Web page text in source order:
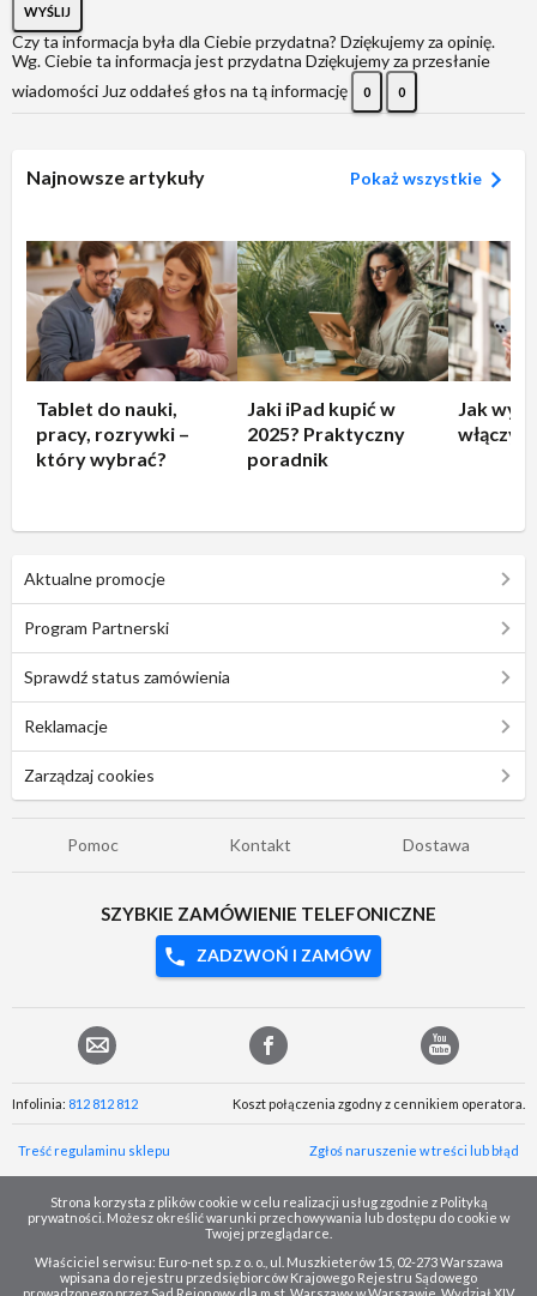
WYŚLIJ
Czy ta informacja była dla Ciebie przydatna? Dziękujemy za opinię.
Wg. Ciebie ta informacja jest przydatna Dziękujemy za przesłanie
wiadomości Juz oddałeś głos na tą informację 0 0
Najnowsze artykuły Pokaż wszystkie
Tablet do nauki,
pracy, rozrywki –
który wybrać?
Jaki iPad kupić w
2025? Praktyczny
poradnik
Jak
włączyć
Aktualne promocje
Program Partnerski
Sprawdź status zamówienia
Reklamacje
Zarządzaj cookies
Pomoc Kontakt Dostawa
SZYBKIE ZAMÓWIENIE TELEFONICZNE
ZADZWOŃ I ZAMÓW
Infolinia: 812 812 812 Koszt połączenia zgodny z cennikiem operatora.
Treść regulaminu sklepu Zgłoś naruszenie w treści lub błąd
Strona korzysta z plików cookie w celu realizacji usług zgodnie z Polityką
prywatności. Możesz określić warunki przechowywania lub dostępu do cookie w
Twojej przeglądarce.
Właściciel serwisu: Euro-net sp. z o. o., ul. Muszkieterów 15, 02-273 Warszawa
wpisana do rejestru przedsiębiorców Krajowego Rejestru Sądowego